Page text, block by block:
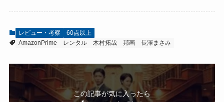
レビュー・考察
60点以上
AmazonPrime
レンタル 木村拓哉 邦画 長澤まさみ
この記事が気に入ったら